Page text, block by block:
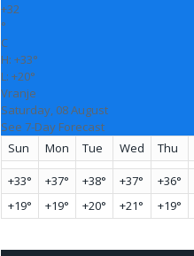
+32
°
C
H: +33°
L: +20°
Vranje
Saturday, 08 August
See 7-Day Forecast
Sun
Mon Tue Wed Thu
+33° +37° +38° +37° +36°
+19° +19° +20° +21° +19°